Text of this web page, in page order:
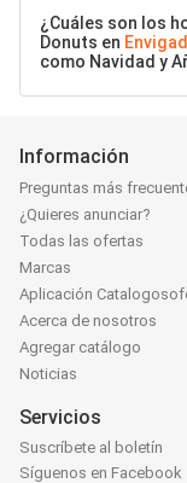
¿Cuáles son los
Donuts en
como Navidad y
Información
Preguntas más
¿Quieres anunciar?
Todas las ofertas
Marcas
Aplicación
Acerca de nosotros
Agregar catálogo
Noticias
Servicios
Suscríbete al boletín
Síguenos en Facebook